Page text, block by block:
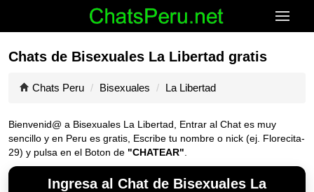
Chats de Bisexuales La Libertad gratis
Chats Peru Bisexuales La Libertad
Bienvenid@ a Bisexuales La Libertad, Entrar al Chat es muy
sencillo y en Peru es gratis, Escribe tu nombre o nick (ej. Florecita-
29) y pulsa en el Boton de "CHATEAR"
Ingresa al Chat de Bisexuales La